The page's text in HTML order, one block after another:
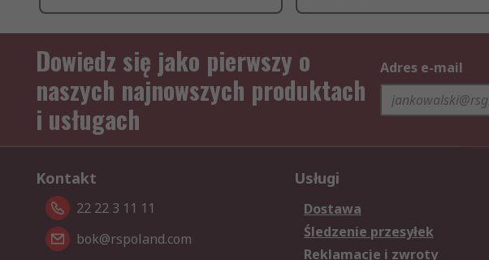
Dowiedz się jako pierwszy o
naszych najnowszych produktach
i usługach
Adres e-mail
Kontakt
22 22 3 11 11
bok@rspoland.com
Usługi
Dostawa
Śledzenie przesyłek
Reklamacje i zwroty